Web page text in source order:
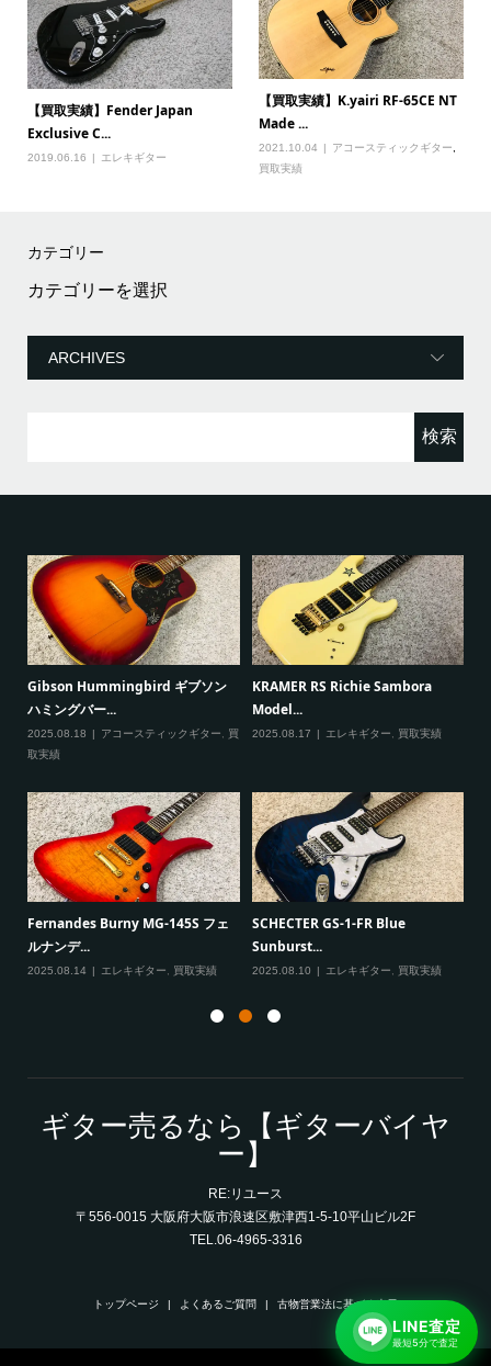
【買取実績】Fender Japan
Exclusive C...
2019.06.16 エレキギター
【買取実績】K.yairi RF-65CE NT
Made ...
2021.10.04 アコースティックギター
買取実績
カテゴリー
カ
テ
リ
Gibson Hummingbird ギブソン
ハミングバー...
2025.08.18 アコースティックギター
買
取実績
KRAMER RS Richie Sambora
Model...
2025.08.17 エレキギター 買取実績
Fernandes Burny MG-145S フェ
ルナンデ...
2025.08.14 エレキギター 買取実績
SCHECTER GS-1-FR Blue
Sunburst...
2025.08.10 エレキギター 買取実績
ギター売るなら【ギターバイヤ
ー】
RE:リユース
〒556-0015 大阪府大阪市浪速区敷津西1-5-10平山ビル2F
TEL.06-4965-3316
トップページ よくあるご質問 古物営業法に基づく表示
LINE査定
最短5分で査定